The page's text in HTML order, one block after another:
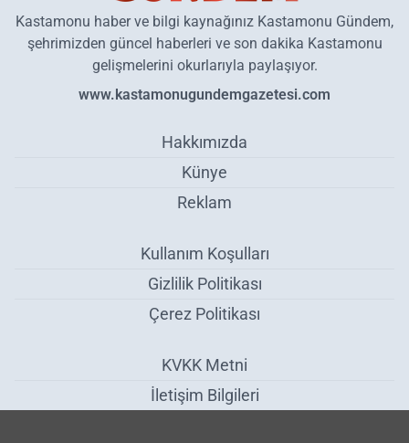
Kastamonu haber ve bilgi kaynağınız Kastamonu Gündem,
şehrimizden güncel haberleri ve son dakika Kastamonu
gelişmelerini okurlarıyla paylaşıyor.
www.kastamonugundemgazetesi.com
Hakkımızda
Künye
Reklam
Kullanım Koşulları
Gizlilik Politikası
Çerez Politikası
KVKK Metni
İletişim Bilgileri